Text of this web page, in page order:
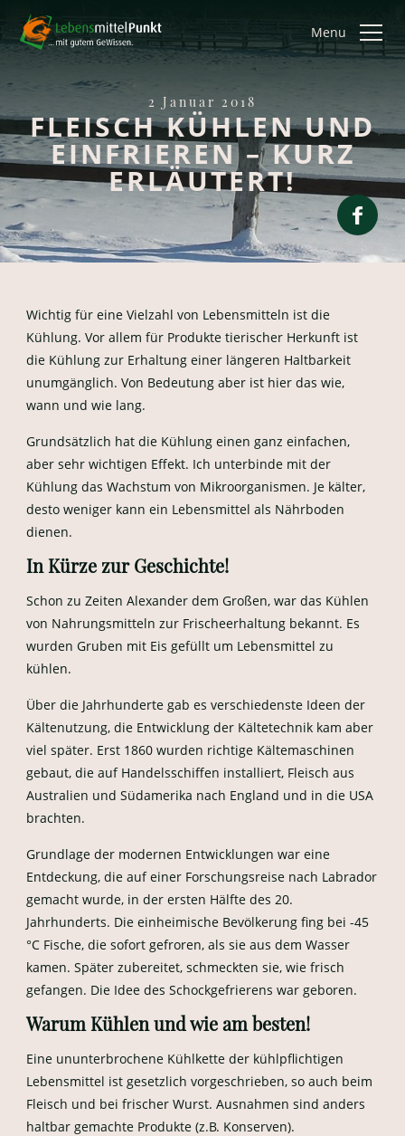
Menu
2 Januar 2018
FLEISCH KÜHLEN UND
EINFRIEREN – KURZ
ERLÄUTERT!
Wichtig für eine Vielzahl von Lebensmitteln ist die
Kühlung. Vor allem für Produkte tierischer Herkunft ist
die Kühlung zur Erhaltung einer längeren Haltbarkeit
unumgänglich. Von Bedeutung aber ist hier das wie,
wann und wie lang.
Grundsätzlich hat die Kühlung einen ganz einfachen,
aber sehr wichtigen Effekt. Ich unterbinde mit der
Kühlung das Wachstum von Mikroorganismen. Je kälter,
desto weniger kann ein Lebensmittel als Nährboden
dienen.
In Kürze zur Geschichte!
Schon zu Zeiten Alexander dem Großen, war das Kühlen
von Nahrungsmitteln zur Frischeerhaltung bekannt. Es
wurden Gruben mit Eis gefüllt um Lebensmittel zu
kühlen.
Über die Jahrhunderte gab es verschiedenste Ideen der
Kältenutzung, die Entwicklung der Kältetechnik kam aber
viel später. Erst 1860 wurden richtige Kältemaschinen
gebaut, die auf Handelsschiffen installiert, Fleisch aus
Australien und Südamerika nach England und in die USA
brachten.
Grundlage der modernen Entwicklungen war eine
Entdeckung, die auf einer Forschungsreise nach Labrador
gemacht wurde, in der ersten Hälfte des 20.
Jahrhunderts. Die einheimische Bevölkerung fing bei -45
°C Fische, die sofort gefroren, als sie aus dem Wasser
kamen. Später zubereitet, schmeckten sie, wie frisch
gefangen. Die Idee des Schockgefrierens war geboren.
Warum Kühlen und wie am besten!
Eine ununterbrochene Kühlkette der kühlpflichtigen
Lebensmittel ist gesetzlich vorgeschrieben, so auch beim
Fleisch und bei frischer Wurst. Ausnahmen sind anders
haltbar gemachte Produkte (z.B. Konserven).